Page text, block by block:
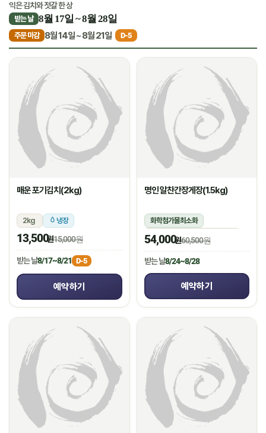
익은 김치와 젓갈 한 상
받는 날 8월 17일 ~ 8월 28일
주문 마감 8월 14일 ~ 8월 21일 D-5
매운 포기김치(2kg)
2kg 냉장
13,500원15,000원
받는 날8/17~8/21 D-5
예약하기
명인 알찬간장게장(1.5kg)
화학첨가물최소화
1.5kg(꽃게450g,장물1,050g)
냉장
54,000원60,500원
받는 날8/24~8/28
예약하기